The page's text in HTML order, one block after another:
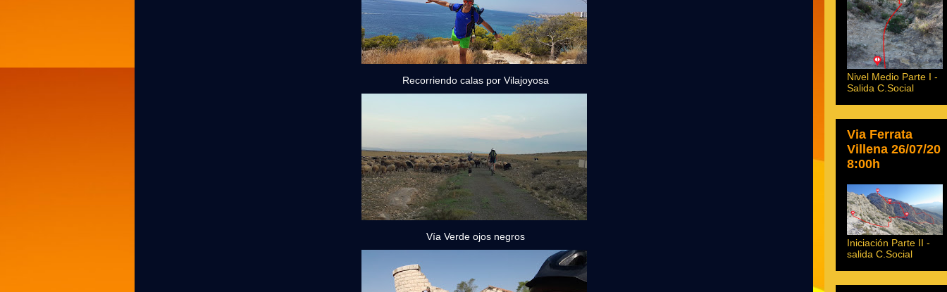
Recorriendo calas por Vilajoyosa
Vía Verde ojos negros
Nivel Medio Parte I -
Salida C.Social
Via Ferrata
Villena 26/07/20
8:00h
Iniciación Parte II -
salida C.Social